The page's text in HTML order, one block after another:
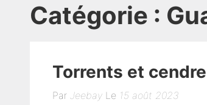
Catégorie :
Torrents et
Par JeebayLe 15 août 2023